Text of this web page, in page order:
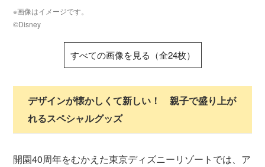
※画像はイメージです。
©Disney
すべての画像を見る（全24枚）
デザインが懐かしくて新しい！ 親子で盛り上が
れるスペシャルグッズ
開園40周年をむかえた東京ディズニーリゾートでは、ア